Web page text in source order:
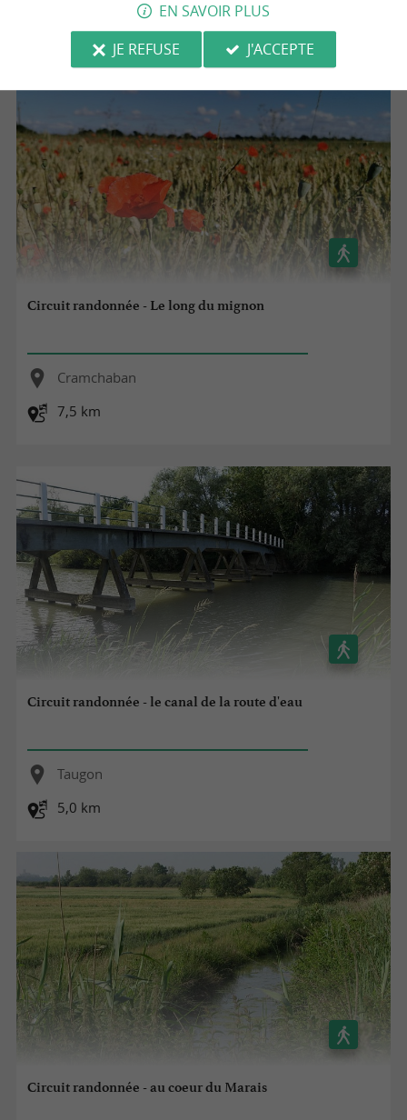
Circuit randonnée - Le long du mignon
Cramchaban
7,5 km
Circuit randonnée - le canal de la route d'eau
Taugon
5,0 km
Circuit randonnée - au coeur du Marais
EN SAVOIR PLUS
JE REFUSE
J'ACCEPTE